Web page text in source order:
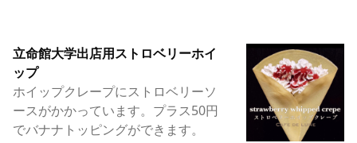
立命館大学出店用ストロベリーホイ
ップ
ホイップクレープにストロベリーソ
ースがかかっています。プラス50円
でバナナトッピングができます。